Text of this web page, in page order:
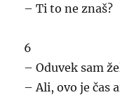
– Ti to ne znaš?
6
– Oduvek sam
– Ali, ovo je čas